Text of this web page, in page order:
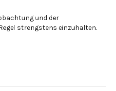
und der
strengstens einzuhalten.